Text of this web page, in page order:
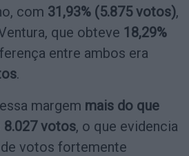
com 31,93% (5.875 votos),
que obteve 18,29%
entre ambos era
.
margem mais do que
8.027 votos, o que evidencia
votos fortemente